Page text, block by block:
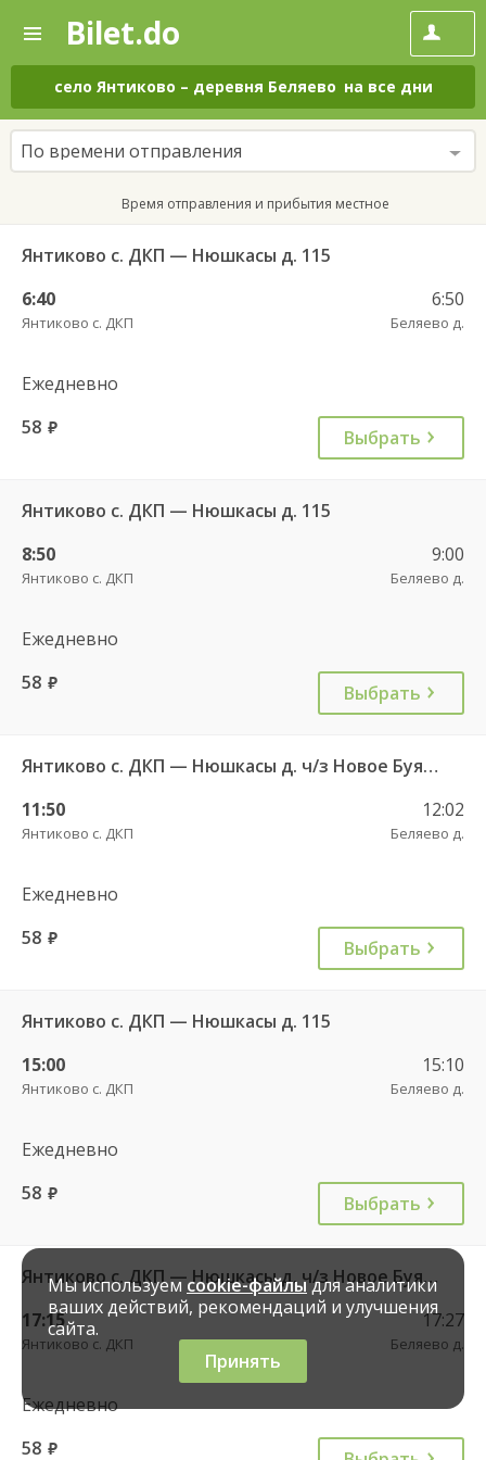
—
Поиск
и
покупка
билетов
на
автобус
онлайн
Bilet.do
село Янтиково – деревня Беляево на все дни
По времени отправления
Время отправления и прибытия местное
Янтиково с. ДКП — Нюшкасы д. 115
6:40
Янтиково с. ДКП
6:50
Беляево д.
Ежедневно
58 руб. Выбрать
Янтиково с. ДКП — Нюшкасы д. 115
8:50
Янтиково с. ДКП
9:00
Беляево д.
Ежедневно
58 руб. Выбрать
Янтиково с. ДКП — Нюшкасы д. ч/з Новое Буяново д. 115
11:50
Янтиково с. ДКП
12:02
Беляево д.
Ежедневно
58 руб. Выбрать
Янтиково с. ДКП — Нюшкасы д. 115
15:00
Янтиково с. ДКП
15:10
Беляево д.
Ежедневно
58 руб. Выбрать
Янтиково с. ДКП — Нюшкасы д. ч/з Новое Буяново д. 115
17:15
Янтиково с. ДКП
17:27
Беляево д.
Ежедневно
58 руб.
Мы используемcookie-файлыдля аналитики
ваших действий, рекомендаций и улучшения
сайта.
Принять